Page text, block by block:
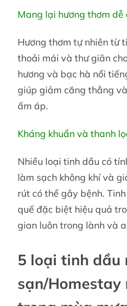
Mang lại hương thơm dễ
Hương thơm tự nhiên từ
thoải mái và thư giãn
hương và bạc hà nổi
giúp giảm căng thẳng
ấm áp.
Kháng khuẩn và thanh
Nhiều loại tinh dầu có
làm sạch không khí và
rút có thể gây bệnh.
quế đặc biệt hiệu quả
gian luôn trong lành và
5 loại tinh dầu
sạn/Homestay